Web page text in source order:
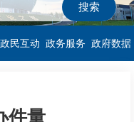
政民互动 政务服务 政府数据
件量